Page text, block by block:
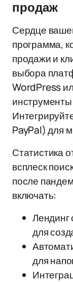
продаж
Сердце
программа,
продажи и
выбора
WordPress
PayPal) для
Статистика
всплеск
после
включать:
Лендинг
для
для